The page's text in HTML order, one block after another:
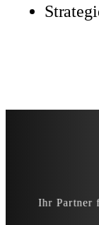
Ihr Partner